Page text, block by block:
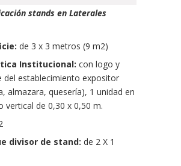
stands en Laterales
de 3 x 3 metros (9 m2)
Institucional: con logo y
del establecimiento expositor
almazara, quesería), 1 unidad en
vertical de 0,30 x 0,50 m.
divisor de stand: de 2 X 1